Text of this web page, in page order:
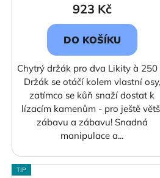
923 Kč
DO KOŠÍKU
Chytrý držák pro dva Likity à 250
Držák se otáčí kolem vlastní osy,
zatímco se kůň snaží dostat k
lízacím kamenům - pro ještě
zábavu a zábavu! Snadná
manipulace a...
TIP